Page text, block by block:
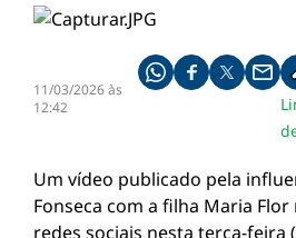
11/03/2026 às
12:42
Compartilhe pelo
Compartilhar no
Um vídeo publicado pela
Fonseca com a filha Maria
redes sociais nesta terça-feira